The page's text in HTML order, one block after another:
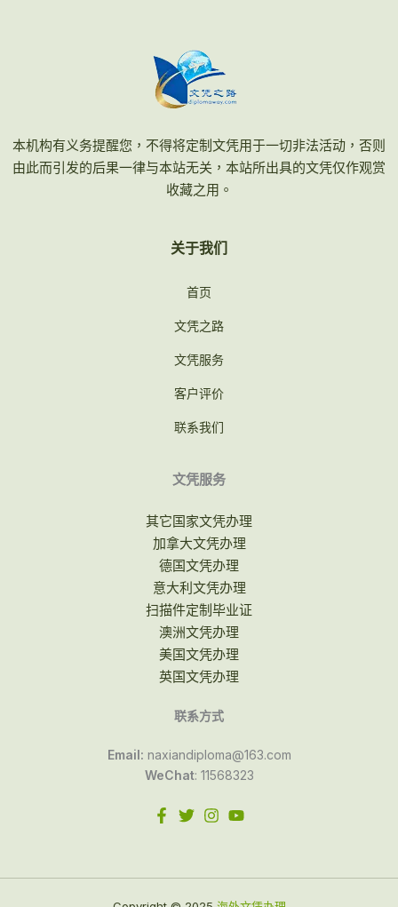
本机构有义务提醒您，不得将定制文凭用于一切非法活动，否则
由此而引发的后果一律与本站无关，本站所出具的文凭仅作观赏
收藏之用。
关于我们
首页
文凭之路
文凭服务
客户评价
联系我们
文凭服务
其它国家文凭办理
加拿大文凭办理
德国文凭办理
意大利文凭办理
扫描件定制毕业证
澳洲文凭办理
美国文凭办理
英国文凭办理
联系方式
Email: naxiandiploma@163.com
WeChat: 11568323